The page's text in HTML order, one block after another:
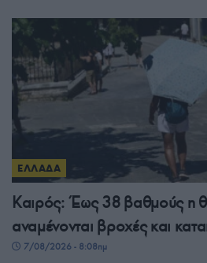
ΕΛΛΑΔΑ
Καιρός: Έως 38 βαθμούς η
αναμένονται βροχές και
7/08/2026 - 8:08πμ